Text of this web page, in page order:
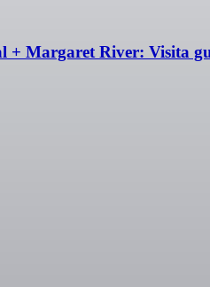
+ Margaret River: Visita